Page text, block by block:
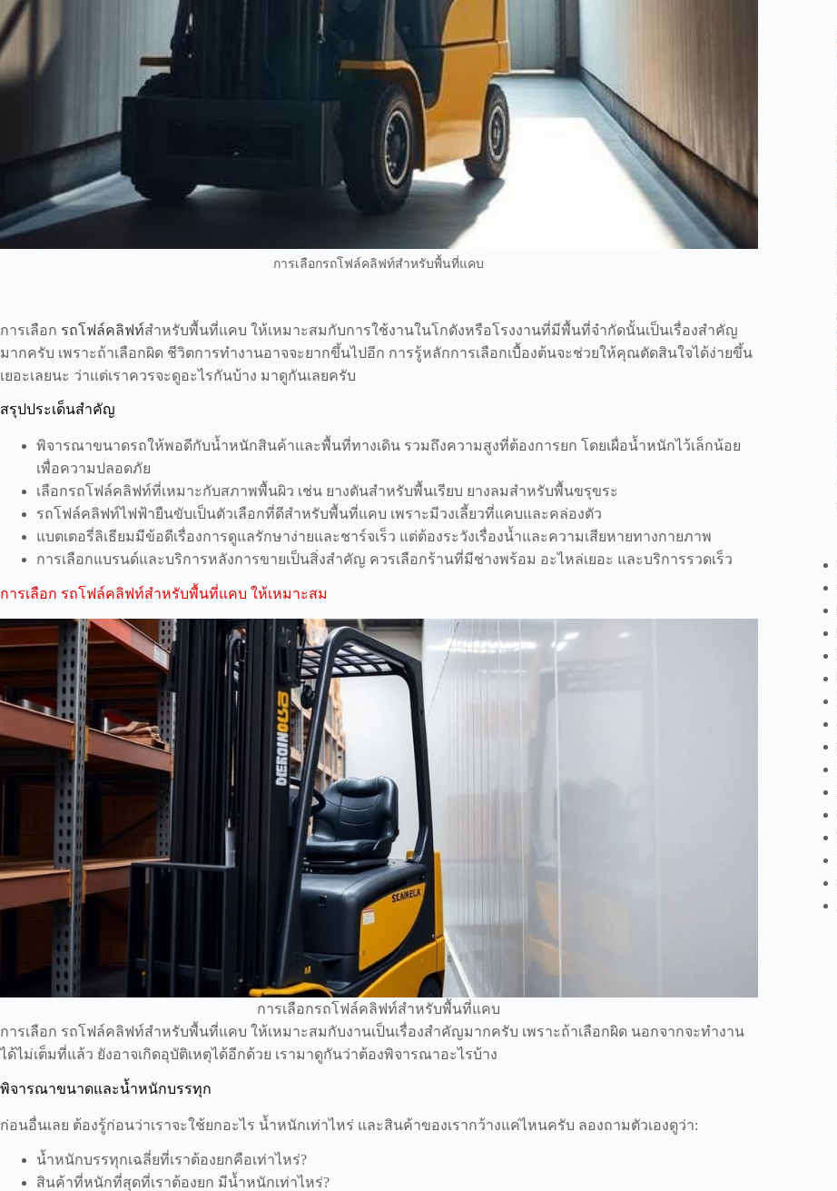
การเลือกรถโฟล์คลิฟท์สำหรับพื้นที่แคบ
การเลือก รถโฟล์คลิฟท์สำหรับพื้นที่แคบ ให้เหมาะสมกับการใช้งานในโกดังหรือโรงงานที่มีพื้นที่จำกัดนั้นเป็นเรื่องสำคัญ
มากครับ เพราะถ้าเลือกผิด ชีวิตการทำงานอาจจะยากขึ้นไปอีก การรู้หลักการเลือกเบื้องต้นจะช่วยให้คุณตัดสินใจได้ง่ายขึ้น
เยอะเลยนะ ว่าแต่เราควรจะดูอะไรกันบ้าง มาดูกันเลยครับ
สรุปประเด็นสำคัญ
พิจารณาขนาดรถให้พอดีกับน้ำหนักสินค้าและพื้นที่ทางเดิน รวมถึงความสูงที่ต้องการยก โดยเผื่อน้ำหนักไว้เล็กน้อย
เพื่อความปลอดภัย
เลือกรถโฟล์คลิฟท์ที่เหมาะกับสภาพพื้นผิว เช่น ยางตันสำหรับพื้นเรียบ ยางลมสำหรับพื้นขรุขระ
รถโฟล์คลิฟท์ไฟฟ้ายืนขับเป็นตัวเลือกที่ดีสำหรับพื้นที่แคบ เพราะมีวงเลี้ยวที่แคบและคล่องตัว
แบตเตอรี่ลิเธียมมีข้อดีเรื่องการดูแลรักษาง่ายและชาร์จเร็ว แต่ต้องระวังเรื่องน้ำและความเสียหายทางกายภาพ
การเลือกแบรนด์และบริการหลังการขายเป็นสิ่งสำคัญ ควรเลือกร้านที่มีช่างพร้อม อะไหล่เยอะ และบริการรวดเร็ว
การเลือก รถโฟล์คลิฟท์สำหรับพื้นที่แคบ ให้เหมาะสม
การเลือกรถโฟล์คลิฟท์สำหรับพื้นที่แคบ
การเลือก รถโฟล์คลิฟท์สำหรับพื้นที่แคบ ให้เหมาะสมกับงานเป็นเรื่องสำคัญมากครับ เพราะถ้าเลือกผิด นอกจากจะทำงาน
ได้ไม่เต็มที่แล้ว ยังอาจเกิดอุบัติเหตุได้อีกด้วย เรามาดูกันว่าต้องพิจารณาอะไรบ้าง
พิจารณาขนาดและน้ำหนักบรรทุก
ก่อนอื่นเลย ต้องรู้ก่อนว่าเราจะใช้ยกอะไร น้ำหนักเท่าไหร่ และสินค้าของเรากว้างแค่ไหนครับ ลองถามตัวเองดูว่า:
น้ำหนักบรรทุกเฉลี่ยที่เราต้องยกคือเท่าไหร่?
สินค้าที่หนักที่สุดที่เราต้องยก มีน้ำหนักเท่าไหร่?